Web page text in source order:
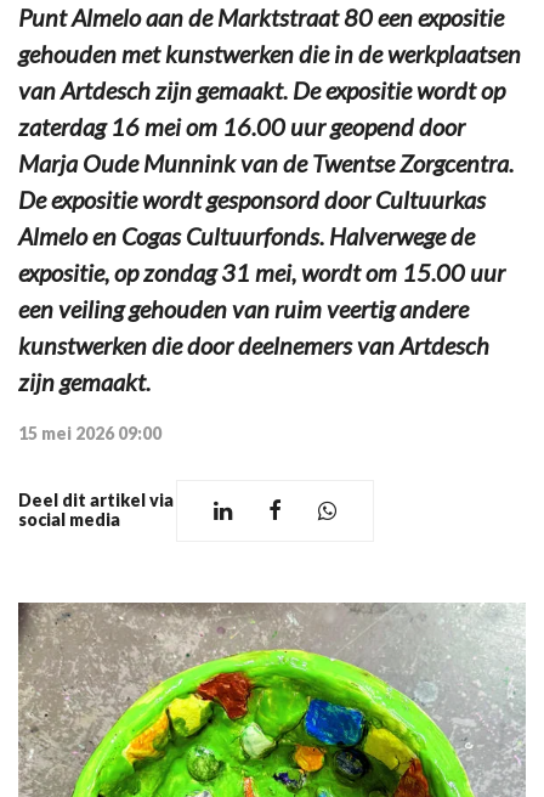
Punt Almelo aan de Marktstraat 80 een expositie
gehouden met kunstwerken die in de werkplaatsen
van Artdesch zijn gemaakt. De expositie wordt op
zaterdag 16 mei om 16.00 uur geopend door
Marja Oude Munnink van de Twentse Zorgcentra.
De expositie wordt gesponsord door Cultuurkas
Almelo en Cogas Cultuurfonds. Halverwege de
expositie, op zondag 31 mei, wordt om 15.00 uur
een veiling gehouden van ruim veertig andere
kunstwerken die door deelnemers van Artdesch
zijn gemaakt.
15 mei 2026 09:00
Deel dit artikel via
social media